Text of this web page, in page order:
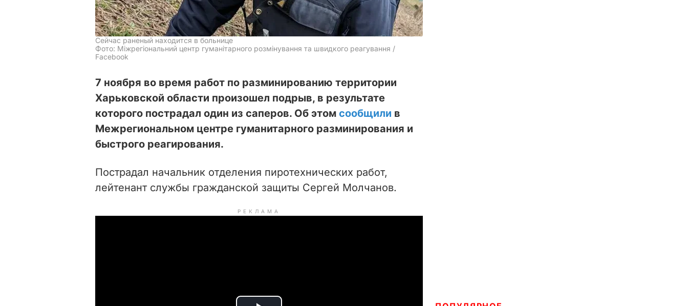
Сейчас раненый находится в больнице
Фото: Міжрегіональний центр гуманітарного розмінування та швидкого реагування /
Facebook
7 ноября во время работ по разминированию территории
Харьковской области произошел подрыв, в результате
которого пострадал один из саперов. Об этом сообщили в
Межрегиональном центре гуманитарного разминирования и
быстрого реагирования.
Пострадал начальник отделения пиротехнических работ,
лейтенант службы гражданской защиты Сергей Молчанов.
РЕКЛАМА